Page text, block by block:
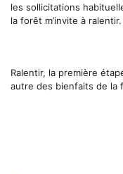
les sollicitations
la forêt m’invite à ralentir.
Ralentir, la première
autre des bienfaits de la